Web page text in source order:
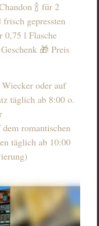
🍾 für 2
gepressten
0,75 l Flasche
🎁 Preis
oder auf
täglich ab 8:00 o.
romantischen
täglich ab 10:00